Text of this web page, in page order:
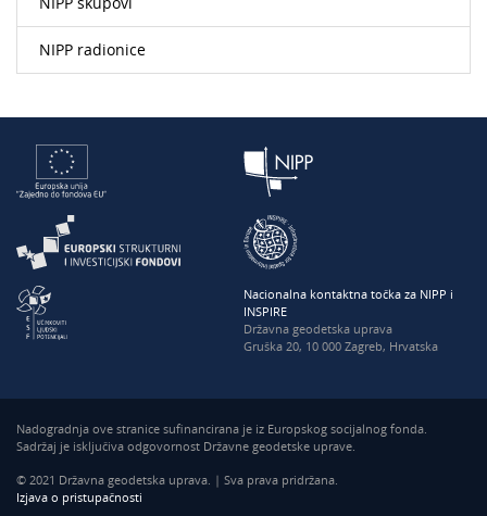
NIPP radionice
Nacionalna kontaktna točka za NIPP i
INSPIRE
Državna geodetska uprava
Gruška 20, 10 000 Zagreb, Hrvatska
Nadogradnja ove stranice sufinancirana je iz Europskog socijalnog fonda.
Sadržaj je isključiva odgovornost Državne geodetske uprave.
© 2021 Državna geodetska uprava. | Sva prava pridržana.
Izjava o pristupačnosti